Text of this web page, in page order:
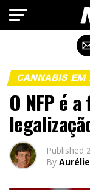
CANNABIS EM
O NFP é
Published
By